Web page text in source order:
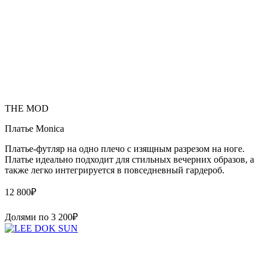
THE MOD
Платье Monica
Платье-футляр на одно плечо с изящным разрезом на ноге.
Платье идеально подходит для стильных вечерних образов, а
также легко интегрируется в повседневный гардероб.
12 800₽
Долями по 3 200₽